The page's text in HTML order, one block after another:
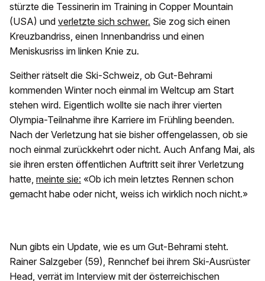
stürzte die Tessinerin im Training in Copper Mountain
(USA) und verletzte sich schwer. Sie zog sich einen
Kreuzbandriss, einen Innenbandriss und einen
Meniskusriss im linken Knie zu.
Seither rätselt die Ski-Schweiz, ob Gut-Behrami
kommenden Winter noch einmal im Weltcup am Start
stehen wird. Eigentlich wollte sie nach ihrer vierten
Olympia-Teilnahme ihre Karriere im Frühling beenden.
Nach der Verletzung hat sie bisher offengelassen, ob sie
noch einmal zurückkehrt oder nicht. Auch Anfang Mai, als
sie ihren ersten öffentlichen Auftritt seit ihrer Verletzung
hatte, meinte sie: «Ob ich mein letztes Rennen schon
gemacht habe oder nicht, weiss ich wirklich noch nicht.»
Nun gibts ein Update, wie es um Gut-Behrami steht.
Rainer Salzgeber (59), Rennchef bei ihrem Ski-Ausrüster
Head, verrät im Interview mit der österreichischen